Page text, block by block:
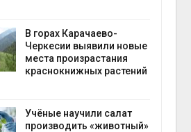
В горах Карачаево-
Черкесии выявили новые
места произрастания
краснокнижных растений
Учёные научили салат
производить «животный»